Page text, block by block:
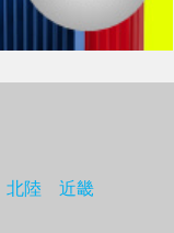
北陸
近畿